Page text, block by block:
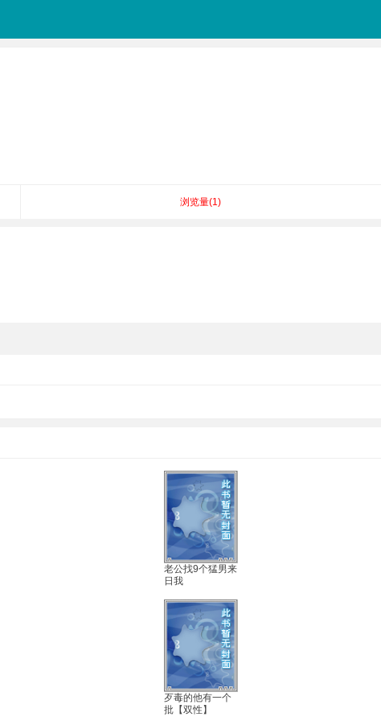
浏览量(1)
老公找9个猛男来
日我
歹毒的他有一个
批【双性】